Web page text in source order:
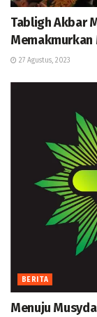
Tabligh Akbar
Memakmurkan
27 Agustus, 2023
BERITA
Menuju